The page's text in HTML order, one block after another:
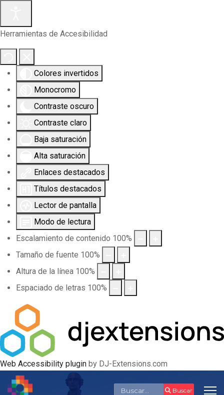
Herramientas de Accesibilidad
Colores invertidos
Monocromo
Contraste oscuro
Contraste claro
Baja saturación
Alta saturación
Enlaces destacados
Títulos destacados
Lector de pantalla
Modo de lectura
Escalamiento de contenido 100%
Tamaño de fuente 100%
Altura de la línea 100%
Espaciado de letras 100%
Web Accessibility plugin by DJ-Extensions.com
Buscar Buscar